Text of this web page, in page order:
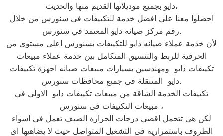
دايو بجميع موديلاتها القديم منها والحديث،
احصلوا معنا على افضل خدمة للتكييفات في سنورس من خلال
رقم مركز صيانه دايو المعتمد في سنورس.
لأن خدمة عملاء صيانه دايو للتكييفات بسنورس اعلى مستوى من
الحرفية للربط والتنسيق المتكامل بين خدمة عملاء مبيعات
تكييفات دايو ومهندسين بسيارات مبيعات صيانه اجهزة تكييفات
دايو المتنقلة فى جميع محافظات سنورس.
تكييفات الخدمة الشاقة من مبيعات تكييفات دايو الاولى فى
مبيعات التكييفات فى سنورس ،
لكن هى تتحمل اقصى درجات الحرارة الصيف تعمل فى اسواء
الظروف باستمرارية فى التشغيل المتواصل حيث لا يضاهيها اى